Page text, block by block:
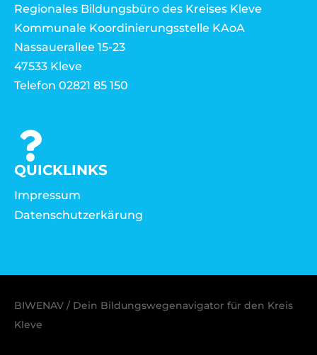
Regionales Bildungsbüro des Kreises Kleve
Kommunale Koordinierungsstelle KAoA
Nassauerallee 15-23
47533 Kleve
Telefon 02821 85 150
QUICKLINKS
Impressum
Datenschutzerkärung
BIWENAV / Dein Bildungswegenavigator für den Kreis
Kleve